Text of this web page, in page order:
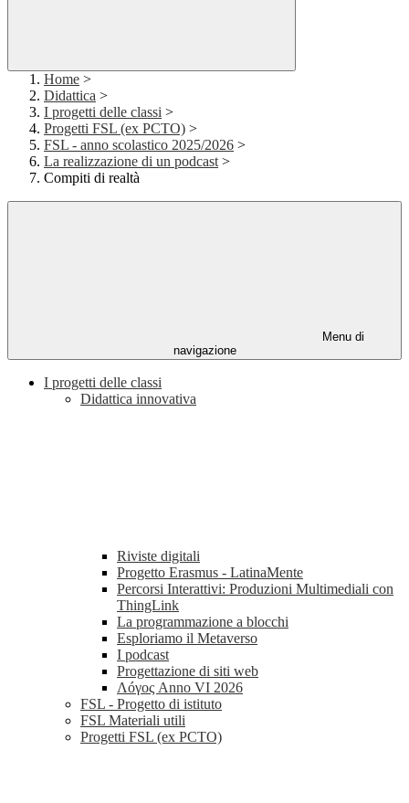
Home >
Didattica >
I progetti delle classi >
Progetti FSL (ex PCTO) >
FSL - anno scolastico 2025/2026 >
La realizzazione di un podcast >
Compiti di realtà
Menu di
navigazione
I progetti delle classi
Didattica innovativa
Riviste digitali
Progetto Erasmus - LatinaMente
Percorsi Interattivi: Produzioni Multimediali con
ThingLink
La programmazione a blocchi
Esploriamo il Metaverso
I podcast
Progettazione di siti web
Λóγος Anno VI 2026
FSL - Progetto di istituto
FSL Materiali utili
Progetti FSL (ex PCTO)